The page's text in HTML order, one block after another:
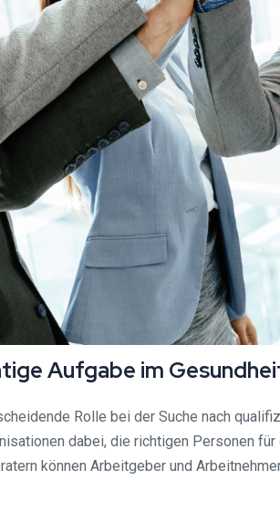
Aufgabe im
Rolle bei der Suche nach
dabei, die richtigen Personen
können Arbeitgeber und